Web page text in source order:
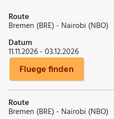
Route
Bremen (BRE) - Nairobi (NBO)
Datum
11.11.2026 - 03.12.2026
Fluege finden
Route
Bremen (BRE) - Nairobi (NBO)